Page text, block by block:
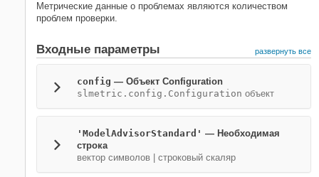
Метрические данные о проблемах являются количеством
проблем проверки.
Входные параметры развернуть все
config — Объект Configuration
slmetric.config.Configuration объект
'ModelAdvisorStandard' — Необходимая
строка
вектор символов
строковый скаляр